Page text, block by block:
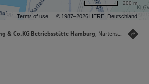
Terms of use © 1987–2026 HERE, Deutschland
200 m
& Co.KG Betriebsstätte Hamburg, Nartenstraße 31, 21079 Hamburg